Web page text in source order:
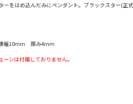
ーをはめ込んだみにペンダント。ブラックスター(正
幅10mm 厚み4mm
ンは付属しておりません。